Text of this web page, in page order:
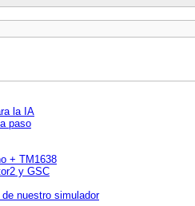
la IA
paso
+ TM1638
y GSC
nuestro simulador